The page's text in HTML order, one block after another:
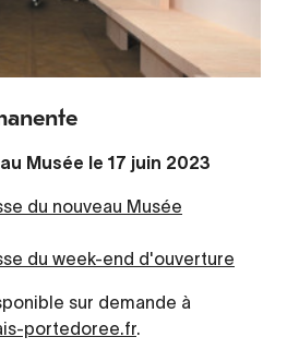
Musée le 17 juin 2023
du nouveau Musée
du week-end d'ouverture
sur demande à
portedoree.fr.